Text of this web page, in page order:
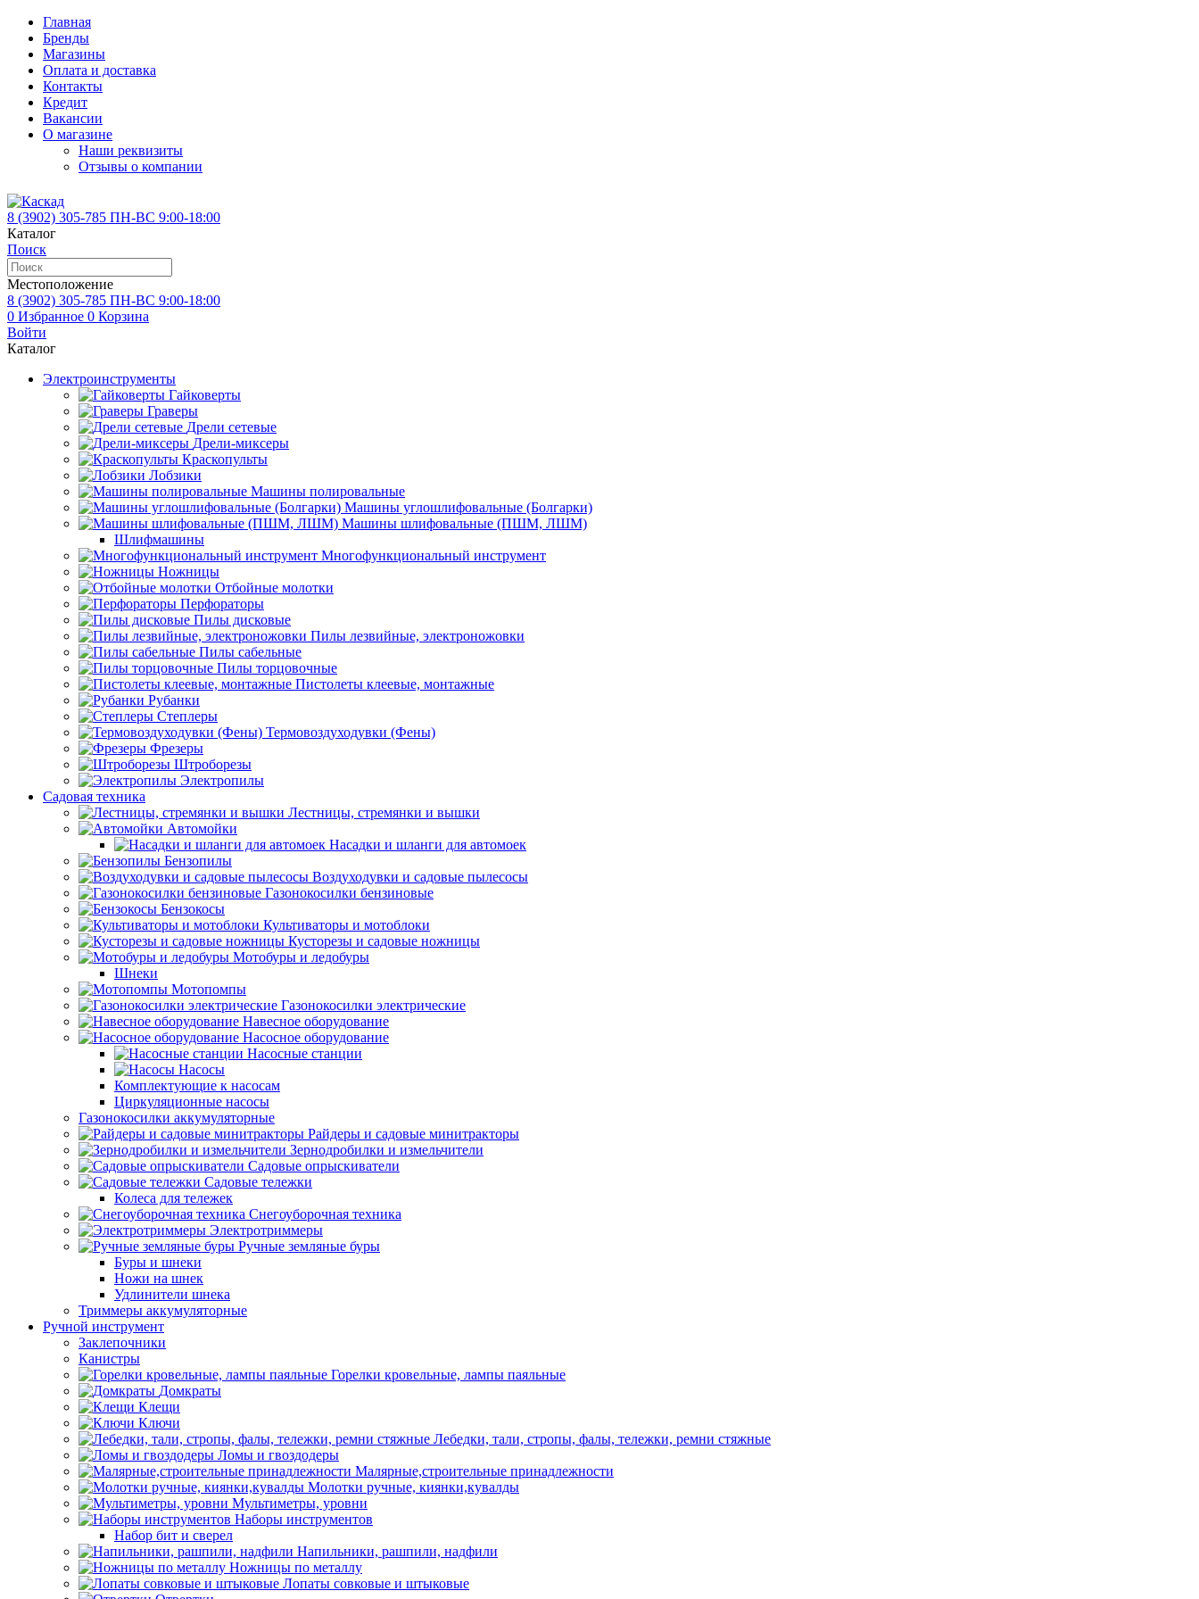
Главная
Бренды
Магазины
Оплата и доставка
Контакты
Кредит
Вакансии
О магазине
Наши реквизиты
Отзывы о компании
8 (3902) 305-785 ПН-ВС 9:00-18:00
Каталог
Поиск
Местоположение
8 (3902) 305-785 ПН-ВС 9:00-18:00
0 Избранное 0 Корзина
Войти
Каталог
Электроинструменты
Гайковерты
Граверы
Дрели сетевые
Дрели-миксеры
Краскопульты
Лобзики
Машины полировальные
Машины углошлифовальные (Болгарки)
Машины шлифовальные (ПШМ, ЛШМ)
Шлифмашины
Многофункциональный инструмент
Ножницы
Отбойные молотки
Перфораторы
Пилы дисковые
Пилы лезвийные, электроножовки
Пилы сабельные
Пилы торцовочные
Пистолеты клеевые, монтажные
Рубанки
Степлеры
Термовоздуходувки (Фены)
Фрезеры
Штроборезы
Электропилы
Садовая техника
Лестницы, стремянки и вышки
Автомойки
Насадки и шланги для автомоек
Бензопилы
Воздуходувки и садовые пылесосы
Газонокосилки бензиновые
Бензокосы
Культиваторы и мотоблоки
Кусторезы и садовые ножницы
Мотобуры и ледобуры
Шнеки
Мотопомпы
Газонокосилки электрические
Навесное оборудование
Насосное оборудование
Насосные станции
Насосы
Комплектующие к насосам
Циркуляционные насосы
Газонокосилки аккумуляторные
Райдеры и садовые минитракторы
Зернодробилки и измельчители
Садовые опрыскиватели
Садовые тележки
Колеса для тележек
Снегоуборочная техника
Электротриммеры
Ручные земляные буры
Буры и шнеки
Ножи на шнек
Удлинители шнека
Триммеры аккумуляторные
Ручной инструмент
Заклепочники
Канистры
Горелки кровельные, лампы паяльные
Домкраты
Клещи
Ключи
Лебедки, тали, стропы, фалы, тележки, ремни стяжные
Ломы и гвоздодеры
Малярные,строительные принадлежности
Молотки ручные, киянки,кувалды
Мультиметры, уровни
Наборы инструментов
Набор бит и сверел
Напильники, рашпили, надфили
Ножницы по металлу
Лопаты совковые и штыковые